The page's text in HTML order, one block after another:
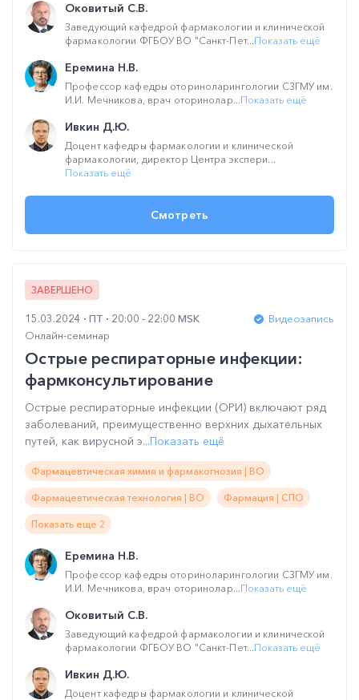
Оковитый С.В.
Заведующий кафедрой фармакологии и клинической
фармакологии ФГБОУ ВО "Санкт-Пет...Показать ещё
Еремина Н.В.
Профессор кафедры оториноларингологии СЗГМУ им.
И.И. Мечникова, врач оторинолар...Показать ещё
Ивкин Д.Ю.
Доцент кафедры фармакологии и клинической
фармакологии, директор Центра экспери...
Показать ещё
Смотреть
ЗАВЕРШЕНО
15.03.2024 ПТ 20:00 - 22:00 MSK
Видеозапись
Онлайн-семинар
Острые респираторные инфекции:
фармконсультирование
Острые респираторные инфекции (ОРИ) включают ряд
заболеваний, преимущественно верхних дыхательных
путей, как вирусной э...Показать ещё
Фармацевтическая химия и фармакогнозия | ВО
Фармацевтическая технология | ВО Фармация | СПО
Показать ещё 2
Еремина Н.В.
Профессор кафедры оториноларингологии СЗГМУ им.
И.И. Мечникова, врач оторинолар...Показать ещё
Оковитый С.В.
Заведующий кафедрой фармакологии и клинической
фармакологии ФГБОУ ВО "Санкт-Пет...Показать ещё
Ивкин Д.Ю.
Доцент кафедры фармакологии и клинической